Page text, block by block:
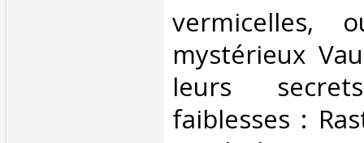
vermicelles,
mystérieux
leurs
faiblesses :